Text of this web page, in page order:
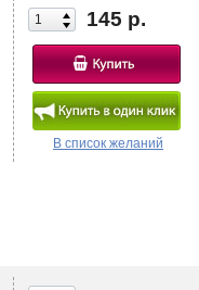
145 р.
В список желаний